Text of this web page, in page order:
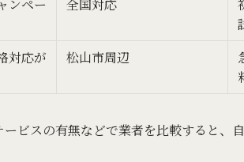
ンペー
全国対応
対応が
松山市周辺
ビスの有無などで業者を比較すると、